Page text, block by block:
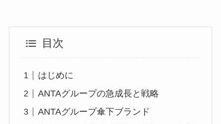
目次
はじめに
ANTAグループの急成長と戦略
ANTAグループ傘下ブランド